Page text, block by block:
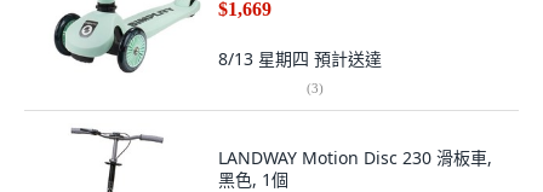
$1,669
8/13 星期四 預計送達
(3)
LANDWAY Motion Disc 230 滑板車,
黑色, 1個